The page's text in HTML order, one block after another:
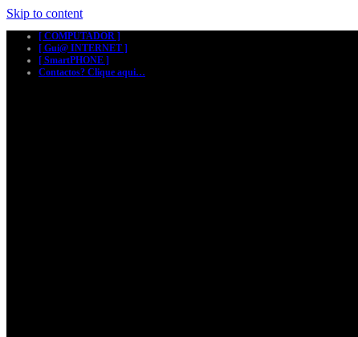
Skip to content
[ COMPUTADOR ]
[ Gui@ INTERNET ]
[ SmartPHONE ]
Contactos? Clique aqui…